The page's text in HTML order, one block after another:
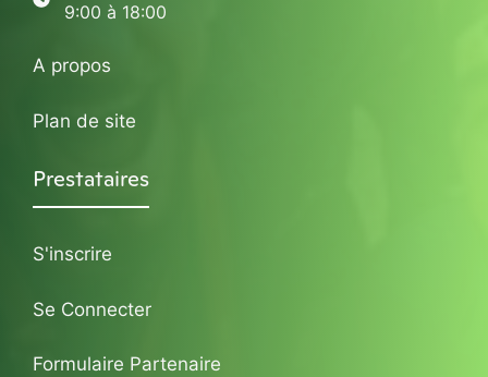
9:00 à 18:00
A propos
Plan de site
Prestataires
S'inscrire
Se Connecter
Formulaire Partenaire